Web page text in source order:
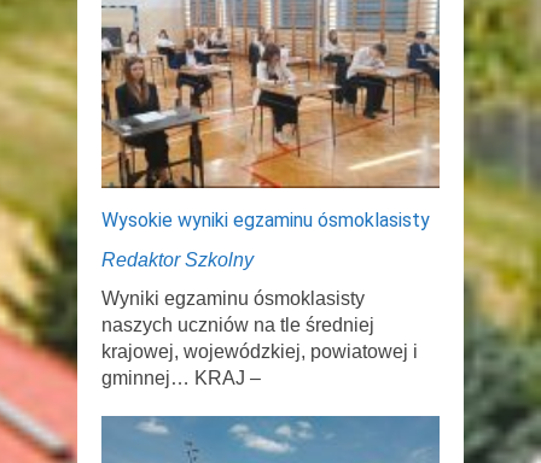
Wysokie wyniki egzaminu ósmoklasisty
Redaktor Szkolny
Wyniki egzaminu ósmoklasisty
naszych uczniów na tle średniej
krajowej, wojewódzkiej, powiatowej i
gminnej… KRAJ –